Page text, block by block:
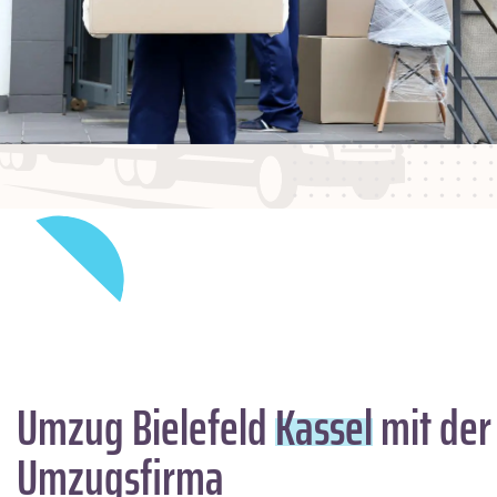
Umzug BielefeldKasselmit
Umzugsfirma